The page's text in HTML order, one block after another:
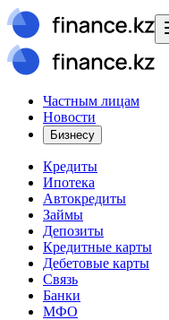
Частным лицам
Новости
Бизнесу
Кредиты
Ипотека
Автокредиты
Займы
Депозиты
Кредитные карты
Дебетовые карты
Связь
Банки
МФО